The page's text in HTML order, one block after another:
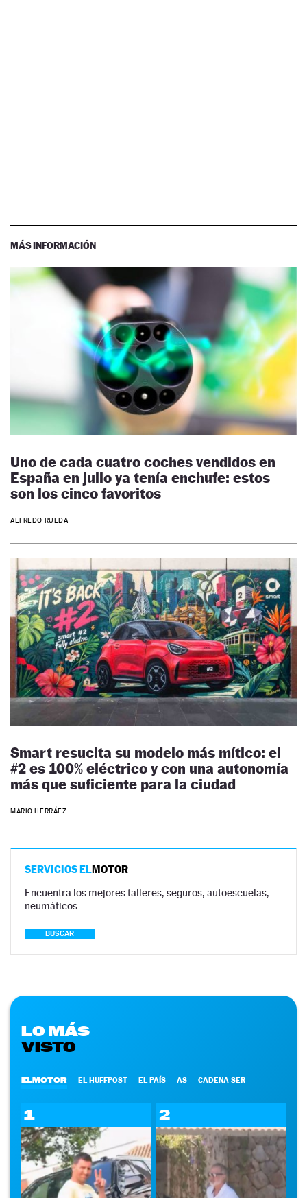
MÁS INFORMACIÓN
Uno de cada cuatro coches vendidos en
España en julio ya tenía enchufe: estos
son los cinco favoritos
ALFREDO RUEDA
Smart resucita su modelo más mítico: el
#2 es 100% eléctrico y con una autonomía
más que suficiente para la ciudad
MARIO HERRÁEZ
SERVICIOS ELMOTOR
Encuentra los mejores talleres, seguros, autoescuelas,
neumáticos…
BUSCAR
LO MÁS
VISTO
ELMOTOR EL HUFFPOST EL PAÍS AS CADENA SER
1 2